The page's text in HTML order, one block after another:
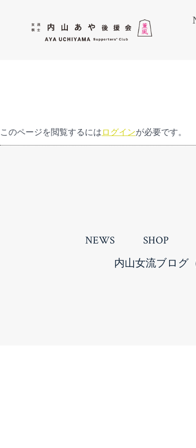
ッ
プ
このページを閲覧するにはログインが必要です。
NEWS SHOP
内山女流ブログ